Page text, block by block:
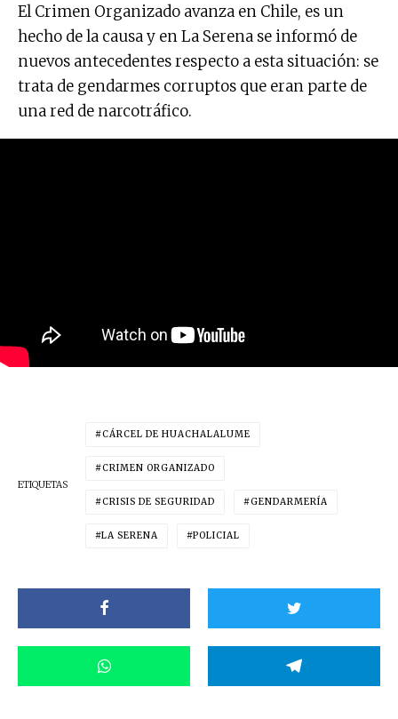
El Crimen Organizado avanza en Chile, es un
hecho de la causa y en La Serena se informó de
nuevos antecedentes respecto a esta situación: se
trata de gendarmes corruptos que eran parte de
una red de narcotráfico.
ETIQUETAS
CÁRCEL DE HUACHALALUME
CRIMEN ORGANIZADO
CRISIS DE SEGURIDAD GENDARMERÍA
LA SERENA POLICIAL